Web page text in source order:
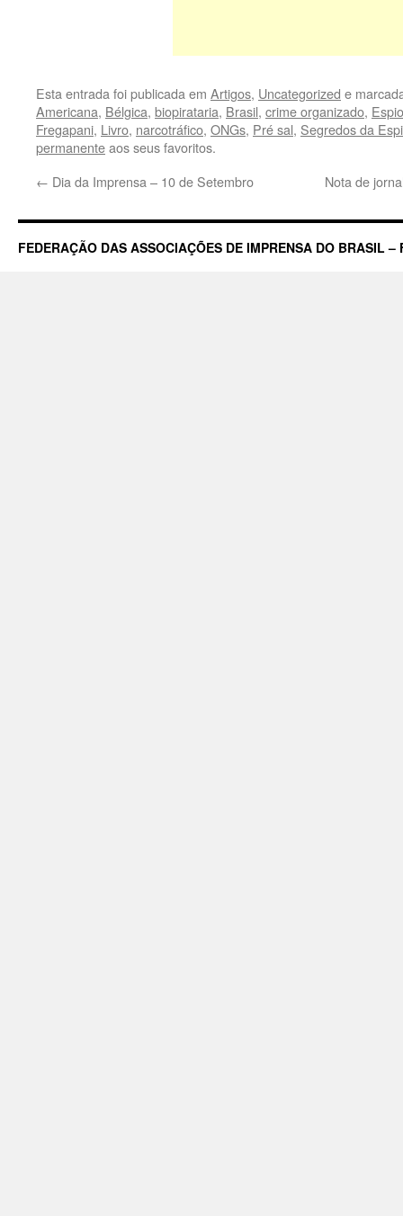
Esta entrada foi publicada em Artigos, Uncategorized e
Americana, Bélgica, biopirataria, Brasil, crime organizado,
Fregapani, Livro, narcotráfico, ONGs, Pré sal, Segredos da
permanenteaos seus favoritos.
← Dia da Imprensa – 10 de Setembro Nota de
FEDERAÇÃO DAS ASSOCIAÇÕES DE IMPRENSA DO BRASIL –